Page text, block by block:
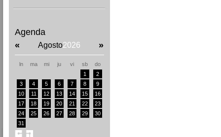
Agenda
«
Agosto2026 »
ln ma mi ju vi sb
do
1
2
3
4 5 6 7 8
9
10
11 12 13 14 15
16
17
18 19 20 21 22
23
24
25 26 27 28 29
30
31